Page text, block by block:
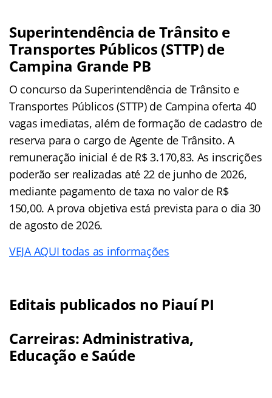
Superintendência de Trânsito e
Transportes Públicos (STTP) de
Campina Grande PB
O concurso da Superintendência de Trânsito e
Transportes Públicos (STTP) de Campina oferta 40
vagas imediatas, além de formação de cadastro de
reserva para o cargo de Agente de Trânsito. A
remuneração inicial é de R$ 3.170,83. As inscrições
poderão ser realizadas até 22 de junho de 2026,
mediante pagamento de taxa no valor de R$
150,00. A prova objetiva está prevista para o dia 30
de agosto de 2026.
VEJA AQUI todas as informações
Editais publicados no Piauí PI
Carreiras: Administrativa,
Educação e Saúde